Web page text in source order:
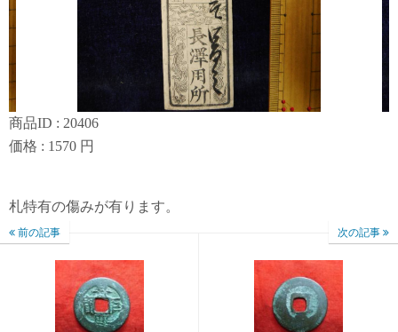
商品ID : 20406
価格 : 1570 円
札特有の傷みが有ります。
前の記事 次の記事